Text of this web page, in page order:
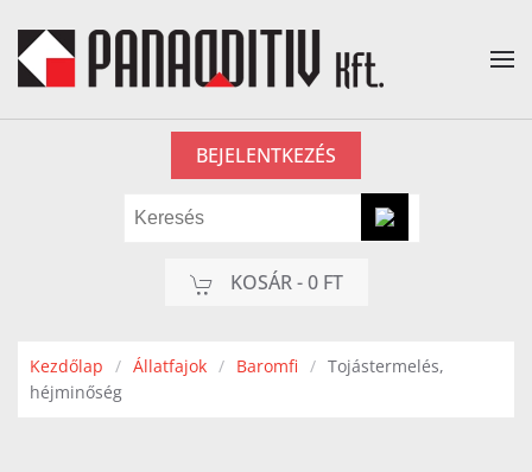
Fő tartalom átugrása
BEJELENTKEZÉS
KOSÁR -0 FT
Kezdőlap Állatfajok Baromfi
Tojástermelés,
héjminőség